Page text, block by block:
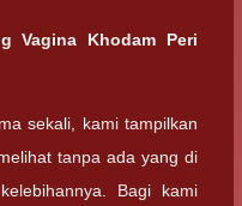
Vagina Khodam Peri
sekali, kami tampilkan
tanpa ada yang di
Bagi kami